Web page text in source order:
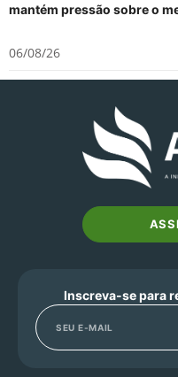
mantém pressão sobre o
06/08/26
Inscreva-se para